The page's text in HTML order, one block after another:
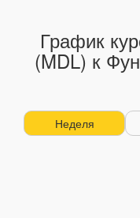
График
(MDL) к
Неделя